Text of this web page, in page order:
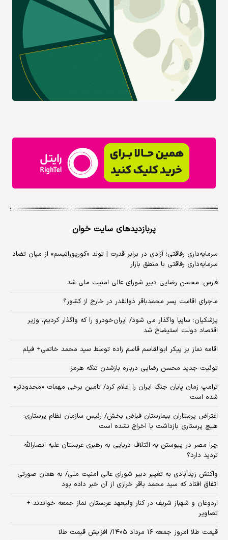
پربازدیدهای سایت خوان
سرمایه‌داری رفاقتی؛ آزادی در برابر قدرت | تولد «کورپوراتیسم» از میان تضاد
سرمایه‌داری رفاقتی با منطق بازار
فارس: محسن رضایی دبیر شورای عالی امنیت ملی شد
ماجرای اقامت پسر محمدباقر ذوالقدر در خارج از کشور؟
پزشکیان: سایپا واگذار می شود/ ایران‌خودرو را که واگذار کردیم، وزیر
اقتصاد دولت استیضاح شد
اقامه نماز بر پیکر ابوالقاسم قاسم زاده توسط سید محمد خاتمی+ فیلم
توئیت جدید محسن رضایی درباره بازشدن تنگه هرمز
ترامپ زمان پایان جنگ ایران را اعلام کرد/ تامین برخی مهمات «محدودتر»
شده است
اعتراض پرستاران بیمارستان فیاض بخش/ رئیس سازمان نظام پرستاری:
هیچ پرستاری بازداشت یا اخراج نشده است
چرا مصر در پیوستن به ائتلاف دریایی به رهبری عربستان علیه انصارالله
تردید دارد؟
واکنش زیدآبادی به تغییر دبیر شورای عالی امنیت ملی/ به همان صورتی
اتفاق افتاد که سید محمد باقر خرازی از آن خبر داده بود
اردوغان و شهباز شریف در کنار ولیعهد عربستان نماز جمعه خواندند +
تصاویر
قیمت طلا امروز جمعه ۱۶ مرداد ۱۴۰۵/ افزایش قیمت طلا